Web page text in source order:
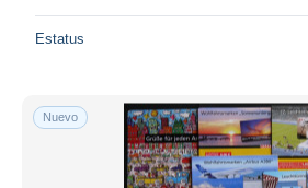
Estatus
Nuevo